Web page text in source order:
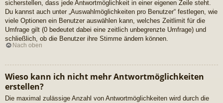
sicherstellen, dass jede Antwortmöglichkeit in einer eigenen Zeile steht.
Du kannst auch unter „Auswahlmöglichkeiten pro Benutzer“ festlegen, wie
viele Optionen ein Benutzer auswählen kann, welches Zeitlimit für die
Umfrage gilt (0 bedeutet dabei eine zeitlich unbegrenzte Umfrage) und
schließlich, ob die Benutzer ihre Stimme ändern können.
Nach oben
Wieso kann ich nicht mehr Antwortmöglichkeiten
erstellen?
Die maximal zulässige Anzahl von Antwortmöglichkeiten wird durch die